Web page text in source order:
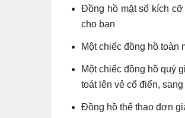
Đồng hồ mặt số kích
cho bạn
Một chiếc đồng hồ toàn
Một chiếc đồng hồ quý
toát lên vẻ cổ điển, sang
Đồng hồ thể thao đơn